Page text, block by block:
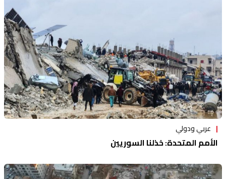
عربي ودولي
الأمم المتحدة: خذلنا السوريين